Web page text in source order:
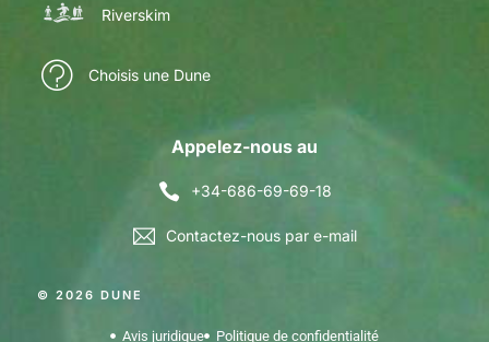
Riverskim
Choisis une Dune
Appelez-nous au
+34-686-69-69-18
Contactez-nous par e-mail
© 2026 DUNE
Avis juridique Politique de confidentialité